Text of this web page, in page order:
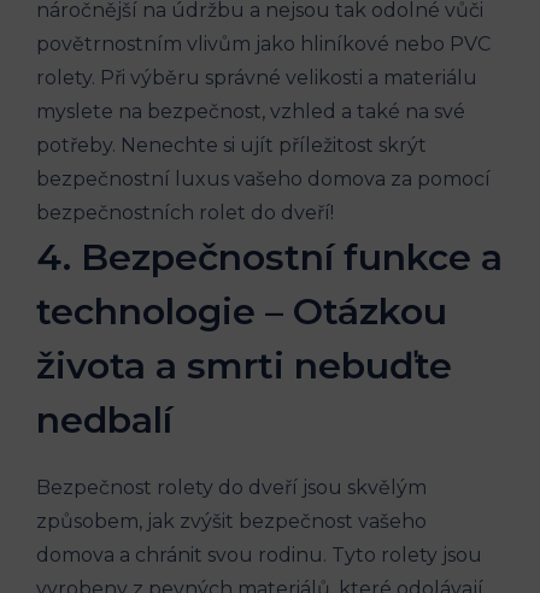
náročnější na údržbu a nejsou tak odolné vůči
povětrnostním vlivům jako hliníkové nebo PVC
rolety. Při výběru správné velikosti a materiálu
myslete na bezpečnost, vzhled a také na své
potřeby. Nenechte si ujít příležitost skrýt
bezpečnostní luxus vašeho domova za pomocí
bezpečnostních rolet do dveří!
4. Bezpečnostní funkce a
technologie – Otázkou
života a smrti nebuďte
nedbalí
Bezpečnost rolety do dveří jsou skvělým
způsobem, jak zvýšit bezpečnost vašeho
domova a chránit svou rodinu. Tyto rolety jsou
vyrobeny z pevných materiálů, které odolávají